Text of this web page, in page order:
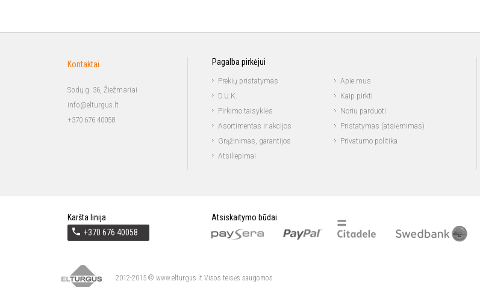
Kontaktai
Sodų g. 36, Žiežmariai
info@elturgus.lt
+370 676 40058
Pagalba pirkėjui
Prekių pristatymas
Apie mus
D.U.K.
Kaip pirkti
Pirkimo taisyklės
Noriu parduoti
Asortimentas ir akcijos
Pristatymas (atsiėmimas)
Grąžinimas, garantijos
Privatumo politika
Atsiliepimai
Karšta linija
+370 676 40058
Atsiskaitymo būdai
2012-2015 © www.elturgus.lt Visos teisės saugomos